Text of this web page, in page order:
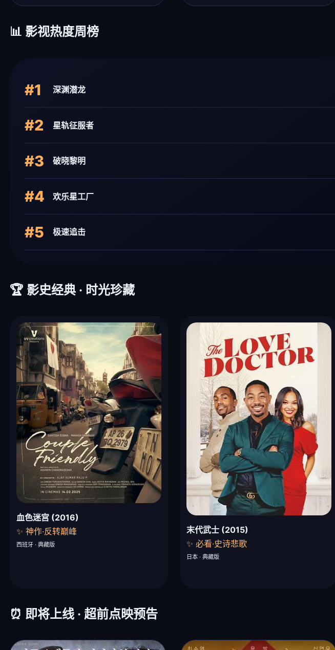
📊 影视热度周榜
#1 深渊潜龙
#2 星轨征服者
#3 破晓黎明
#4 欢乐星工厂
#5 极速追击
🏆 影史经典 · 时光珍藏
血色迷宫 (2016)
✨ 神作·反转巅峰
西班牙 · 典藏版
末代武士 (2015)
✨ 必看·史诗悲歌
日本 · 典藏版
⏰ 即将上线 · 超前点映预告